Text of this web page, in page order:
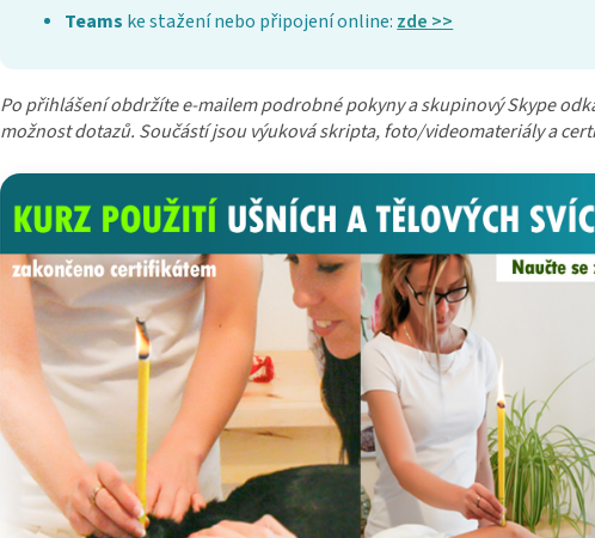
Teams ke stažení nebo připojení online: zde >>
Po přihlášení obdržíte e-mailem podrobné pokyny a skupinový Skype
možnost dotazů. Součástí jsou výuková skripta, foto/videomateriály a